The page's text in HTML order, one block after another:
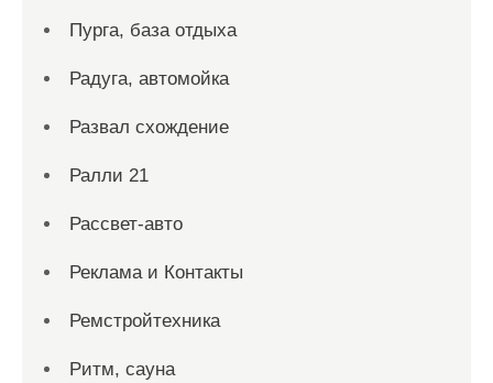
Пурга, база отдыха
Радуга, автомойка
Развал схождение
Ралли 21
Рассвет-авто
Реклама и Контакты
Ремстройтехника
Ритм, сауна